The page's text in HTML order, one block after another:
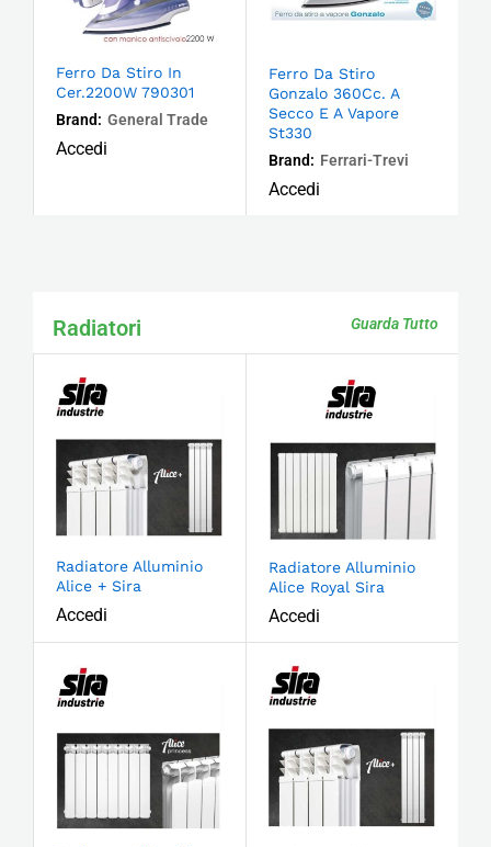
Ferro Da Stiro In
Cer.2200W 790301
Brand: General Trade
Accedi
Ferro Da Stiro
Gonzalo 360Cc. A
Secco E A Vapore
St330
Brand: Ferrari-Trevi
Accedi
Radiatori Guarda Tutto
Radiatore Alluminio
Alice + Sira
Accedi
Radiatore Alluminio
Alice Royal Sira
Accedi